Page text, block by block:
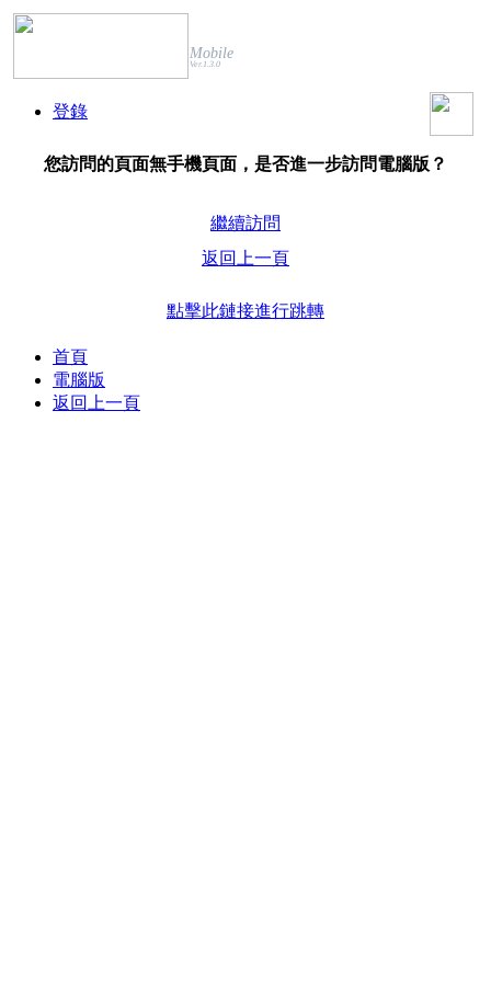
Mobile
Ver.1.3.0
登錄
您訪問的頁面無手機頁面，是否進一步訪問電腦版？
繼續訪問
返回上一頁
點擊此鏈接進行跳轉
首頁
電腦版
返回上一頁